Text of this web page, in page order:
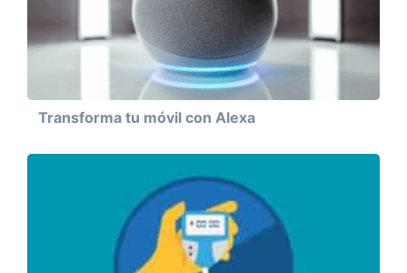
Transforma tu móvil con Alexa